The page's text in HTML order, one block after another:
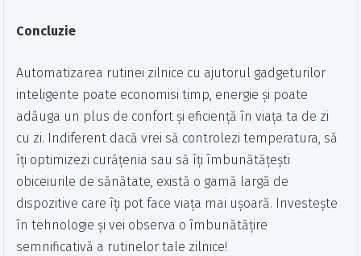
Concluzie
Automatizarea rutinei zilnice cu ajutorul gadgeturilor
inteligente poate economisi timp, energie și poate
adăuga un plus de confort și eficiență în viața ta de zi
cu zi. Indiferent dacă vrei să controlezi temperatura, să
îți optimizezi curățenia sau să îți îmbunătățești
obiceiurile de sănătate, există o gamă largă de
dispozitive care îți pot face viața mai ușoară. Investește
în tehnologie și vei observa o îmbunătățire
semnificativă a rutinelor tale zilnice!